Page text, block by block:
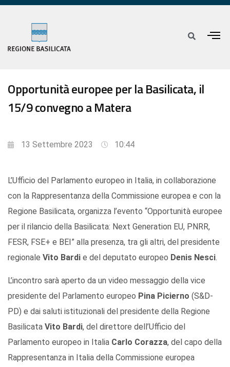
Opportunità europee per la Basilicata, il
15/9 convegno a Matera
13 Settembre 2023 10:44
L’Ufficio del Parlamento europeo in Italia, in collaborazione
con la Rappresentanza della Commissione europea e con la
Regione Basilicata, organizza l’evento “Opportunità europee
per il rilancio della Basilicata: Next Generation EU, PNRR,
FESR, FSE+ e BEI” alla presenza, tra gli altri, del presidente
regionale Vito Bardi e del deputato europeo Denis Nesci.
L’incontro sarà aperto da un video messaggio della vice
presidente del Parlamento europeo Pina Picierno (S&D-
PD) e dai saluti istituzionali del presidente della Regione
Basilicata Vito Bardi, del direttore dell’Ufficio del
Parlamento europeo in Italia Carlo Corazza, del capo della
Rappresentanza in Italia della Commissione europea